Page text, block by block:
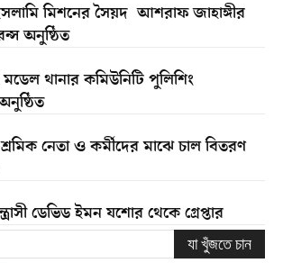
ইসলামি মিশনের সৈয়দ আশরাফ জাহাঙ্গীর
অনুষ্ঠিত
থানার কমিউনিটি পুলিশিং
শ্রমিক নেতা ও কর্মীদের মাঝে চাল বিতরণ
ডেভিড ইমন যশোর থেকে গ্রেপ্তার
যা খুঁজতে চান